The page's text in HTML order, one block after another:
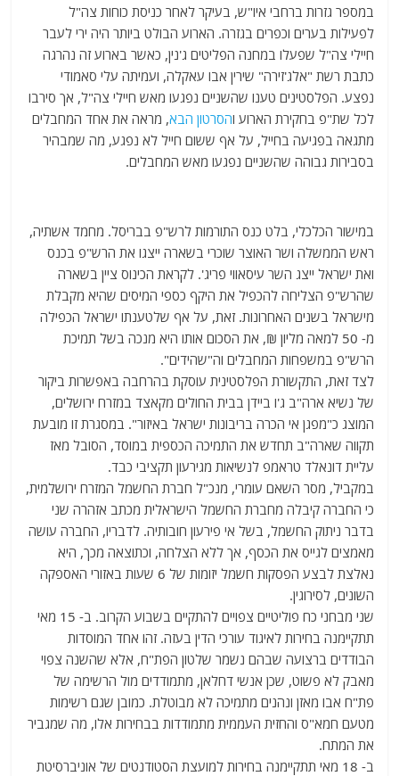
במספר גזרות ברחבי איו"ש, בעיקר לאחר כניסת כוחות צה"ל
לפעילות בערים וכפרים בגזרה. הארוע הבולט ביותר היה ירי לעבר
חיילי צה"ל שפעלו במחנה הפליטים ג'נין, כאשר בארוע זה נהרגה
כתבת רשת "אלג'זירה" שירין אבו עאקלה, ועמיתה עלי סאמודי
נפצע. הפלסטינים טענו שהשניים נפגעו מאש חיילי צה"ל, אך סירבו
לכל שת"פ בחקירת הארוע והסרטון הבא, מראה את אחד המחבלים
מתגאה בפגיעה בחייל, על אף ששום חייל לא נפגע, מה שמבהיר
בסבירות גבוהה שהשניים נפגעו מאש המחבלים.
במישור הכלכלי, בלט כנס התורמות לרש"פ בבריסל. מחמד אשתיה,
ראש הממשלה ושר האוצר שוכרי בשארה ייצגו את הרש"פ בכנס
ואת ישראל ייצג השר עיסאווי פריג'. לקראת הכינוס ציין בשארה
שהרש"פ הצליחה להכפיל את היקף כספי המיסים שהיא מקבלת
מישראל בשנים האחרונות. זאת, על אף שלטענתו ישראל הכפילה
מ- 50 למאה מליון ₪, את הסכום אותו היא מנכה בשל תמיכת
הרש"פ במשפחות המחבלים וה"שהידים".
לצד זאת, התקשורת הפלסטינית עוסקת בהרחבה באפשרות ביקור
של נשיא ארה"ב ג'ו ביידן בבית החולים מקאצד במזרח ירושלים,
המוצג כ"מפגן אי הכרה בריבונות ישראל באיזור". במסגרת זו מובעת
תקווה שארה"ב תחדש את התמיכה הכספית במוסד, הסובל מאז
עליית דונאלד טראמפ לנשיאות מגירעון תקציבי כבד.
במקביל, מסר השאם עומרי, מנכ"ל חברת החשמל המזרח ירושלמית,
כי החברה קיבלה מחברת החשמל הישראלית מכתב אזהרה שני
בדבר ניתוק החשמל, בשל אי פירעון חובותיה. לדבריו, החברה עושה
מאמצים לגייס את הכסף, אך ללא הצלחה, וכתוצאה מכך, היא
נאלצת לבצע הפסקות חשמל יזומות של 6 שעות באזורי האספקה
השונים, לסירוגין.
שני מבחני כח פוליטיים צפויים להתקיים בשבוע הקרוב. ב- 15 מאי
תתקיימנה בחירות לאיגוד עורכי הדין בעזה. זהו אחד המוסדות
הבודדים ברצועה שבהם נשמר שלטון הפת"ח, אלא שהשנה צפוי
מאבק לא פשוט, שכן אנשי דחלאן, מתמודדים מול הרשימה של
פת"ח אבו מאזן ונהנים מתמיכה לא מבוטלת. כמובן שגם רשימות
מטעם חמא"ס והחזית העממית מתמודדות בבחירות אלו, מה שמגביר
את המתח.
ב- 18 מאי תתקיימנה בחירות למועצת הסטודנטים של אוניברסיטת